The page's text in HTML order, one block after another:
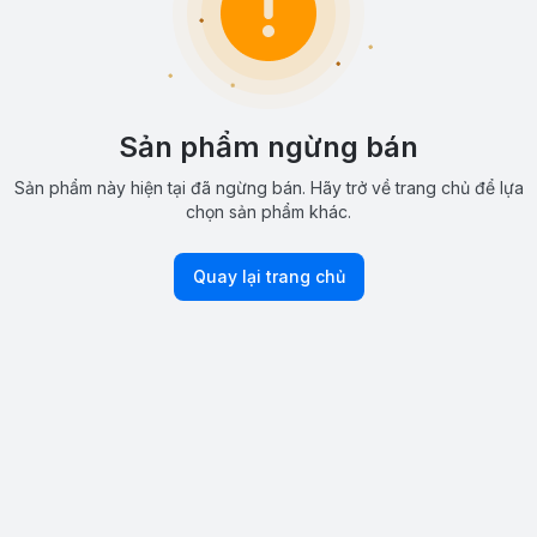
Sản phẩm ngừng bán
Sản phẩm này hiện tại đã ngừng bán. Hãy trở về trang chủ để lựa
chọn sản phẩm khác.
Quay lại trang chủ